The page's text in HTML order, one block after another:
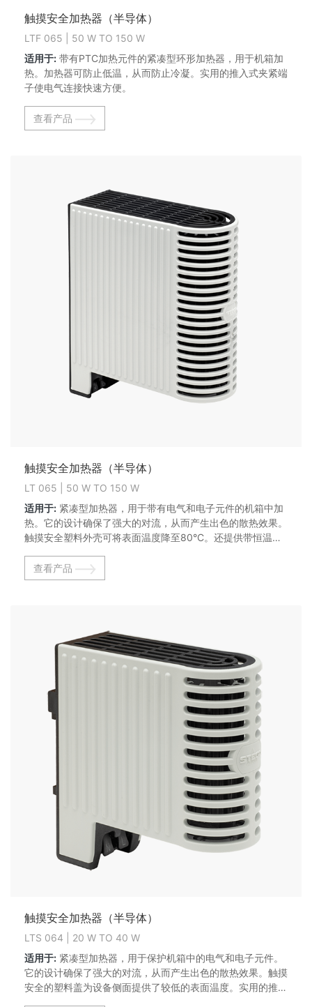
触摸安全加热器（半导体）
LTF 065 | 50 W TO 150 W
适用于:
热。加热器可防止低温，从而防止冷凝。实用的推入式夹紧端
子使电气连接快速方便。
查看产品
触摸安全加热器（半导体）
LT 065 | 50 W TO 150 W
适用于:
热。它的设计确保了强大的对流，从而产生出色的散热效果。
触摸安全塑料外壳可将表面温度降至80°C。还提供带恒温器
查看产品
触摸安全加热器（半导体）
LTS 064 | 20 W TO 40 W
适用于:
它的设计确保了强大的对流，从而产生出色的散热效果。触摸
安全的塑料盖为设备侧面提供了较低的表面温度。实用的推入